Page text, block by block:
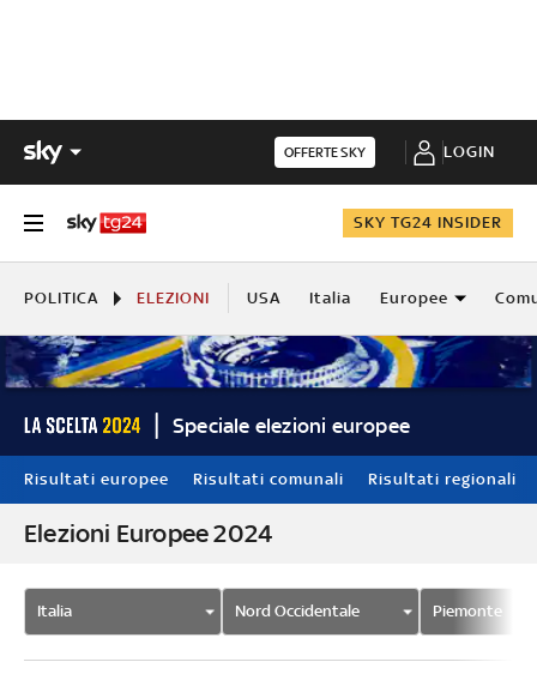
OFFERTE SKY LOGIN
SKY TG24 INSIDER
POLITICA ELEZIONI USA Italia Europee
Speciale elezioni europee
Risultati europee Risultati comunali Risultati regionali
Elezioni Europee 2024
Italia Nord Occidentale Piemonte